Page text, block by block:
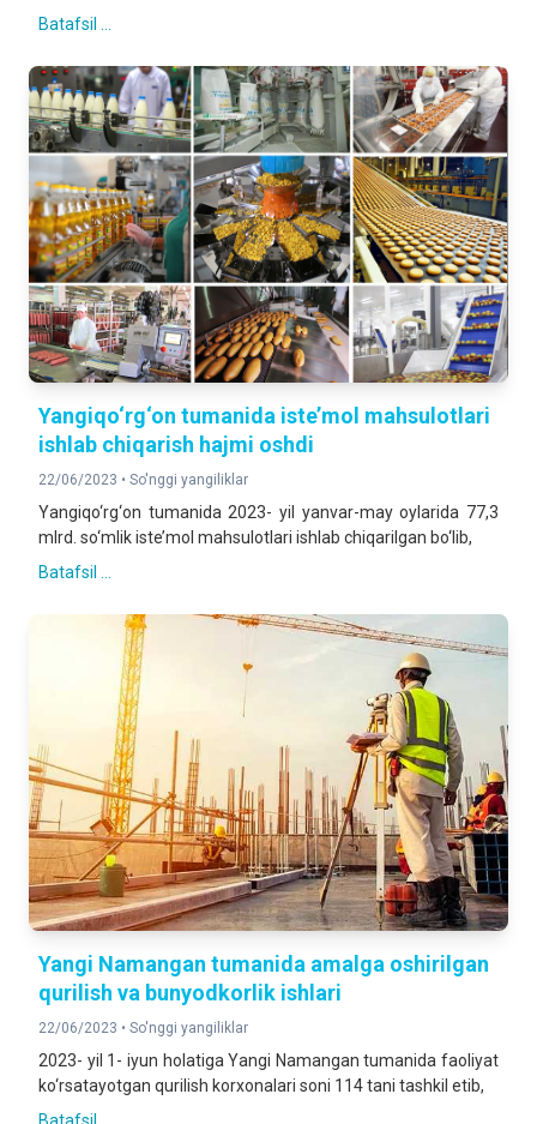
Batafsil ...
Yangiqo‘rg‘on tumanida iste’mol mahsulotlari
ishlab chiqarish hajmi oshdi
22/06/2023 • So'nggi yangiliklar
Yangiqo‘rg‘on tumanida 2023- yil yanvar-may oylarida 77,3
mlrd. so‘mlik iste’mol mahsulotlari ishlab chiqarilgan bo‘lib,
Batafsil ...
Yangi Namangan tumanida amalga oshirilgan
qurilish va bunyodkorlik ishlari
22/06/2023 • So'nggi yangiliklar
2023- yil 1- iyun holatiga Yangi Namangan tumanida faoliyat
ko‘rsatayotgan qurilish korxonalari soni 114 tani tashkil etib,